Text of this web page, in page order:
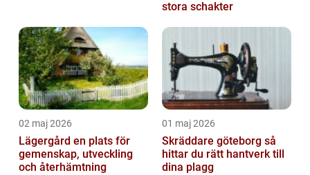
stora schakter
02 maj 2026
Lägergård en plats för
gemenskap, utveckling
och återhämtning
01 maj 2026
Skräddare göteborg så
hittar du rätt hantverk till
dina plagg